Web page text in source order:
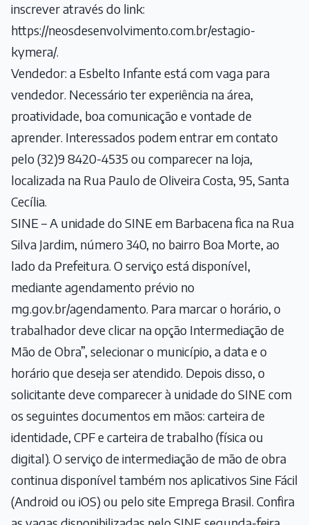
inscrever através do link:
https://neosdesenvolvimento.com.br/estagio-
kymera/.
Vendedor: a Esbelto Infante está com vaga para
vendedor. Necessário ter experiência na área,
proatividade, boa comunicação e vontade de
aprender. Interessados podem entrar em contato
pelo (32)9 8420-4535 ou comparecer na loja,
localizada na Rua Paulo de Oliveira Costa, 95, Santa
Cecília.
SINE – A unidade do SINE em Barbacena fica na Rua
Silva Jardim, número 340, no bairro Boa Morte, ao
lado da Prefeitura. O serviço está disponível,
mediante agendamento prévio no
mg.gov.br/agendamento. Para marcar o horário, o
trabalhador deve clicar na opção Intermediação de
Mão de Obra”, selecionar o município, a data e o
horário que deseja ser atendido. Depois disso, o
solicitante deve comparecer à unidade do SINE com
os seguintes documentos em mãos: carteira de
identidade, CPF e carteira de trabalho (física ou
digital). O serviço de intermediação de mão de obra
continua disponível também nos aplicativos Sine Fácil
(Android ou iOS) ou pelo site Emprega Brasil. Confira